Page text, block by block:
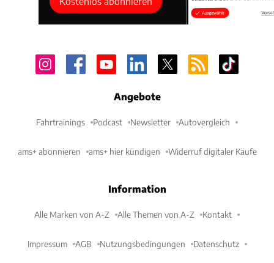
Angebote
Fahrtrainings Podcast Newsletter Autovergleich
ams+ abonnieren ams+ hier kündigen Widerruf digitaler Käufe
Information
Alle Marken von A-Z Alle Themen von A-Z Kontakt
Impressum AGB Nutzungsbedingungen Datenschutz